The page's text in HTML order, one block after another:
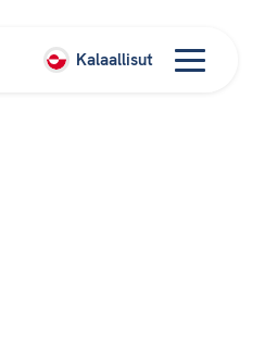
Kalaallisut